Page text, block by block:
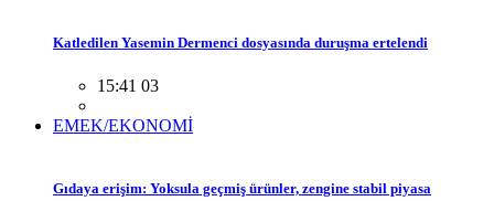
Katledilen Yasemin Dermenci dosyasında duruşma ertelendi
15:41 03
EMEK/EKONOMİ
Gıdaya erişim: Yoksula geçmiş ürünler, zengine stabil piyasa